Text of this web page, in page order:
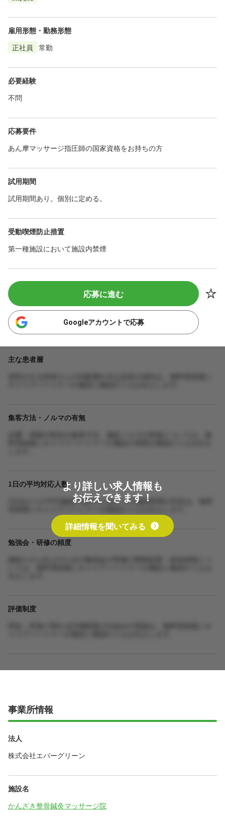
雇用形態・勤務形態
正社員
常勤
必要経験
不問
応募要件
あん摩マッサージ指圧師の国家資格をお持ちの方
試用期間
試用期間あり。個別に定める。
受動喫煙防止措置
第一種施設において施設内禁煙
応募に進む
Googleアカウントで応募
主な患者層
集客方法・ノルマの有無
1日の平均対応人数
1日あたりの平均施術人数や1人あたりの施術時間の目安は、無料
勉強会・研修の頻度
評価制度
より詳しい求人情報も
お伝えできます！
詳細情報を聞いてみる
事業所情報
法人
株式会社エバーグリーン
施設名
かんざき整骨鍼灸マッサージ院